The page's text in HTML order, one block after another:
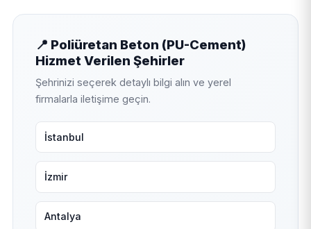
📍 Poliüretan Beton (PU-Cement)
Hizmet Verilen Şehirler
Şehrinizi seçerek detaylı bilgi alın ve yerel
firmalarla iletişime geçin.
İstanbul
İzmir
Antalya